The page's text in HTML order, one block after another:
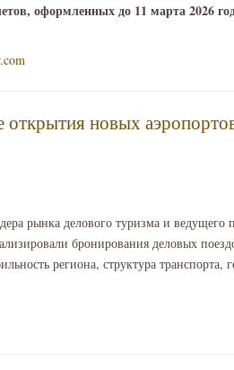
оформленных до 11 марта 2026
новых
рынка делового туризма и ведущего
бронирования деловых
региона, структура